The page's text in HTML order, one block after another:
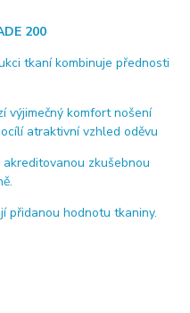
200
tkaní kombinuje přednosti
výjimečný komfort nošení
atraktivní vzhled oděvu
zkušebnou
přidanou hodnotu tkaniny.